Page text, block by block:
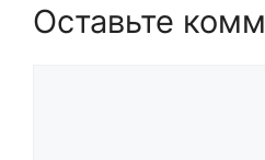
Оставьте